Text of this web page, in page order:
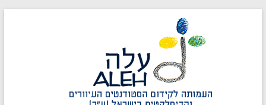
דלג לתוכן רצוי/Skip to content
חלק תחתון באתר